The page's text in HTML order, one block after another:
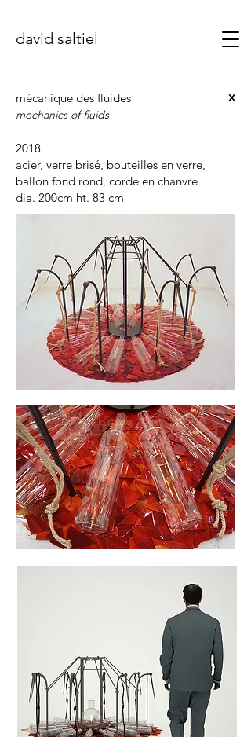
david saltiel
mécanique des fluides
mechanics of fluids
2018
acier, verre brisé, bouteilles en verre,
ballon fond rond, corde en chanvre
dia. 200cm ht. 83 cm
x